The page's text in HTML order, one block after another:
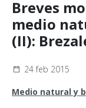
Breves
medio
(II):
24 feb 2015
Medio natural y